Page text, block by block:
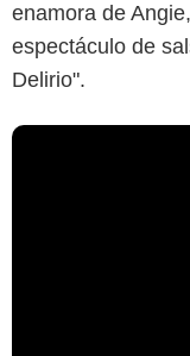
enamora de
espectáculo de
Delirio".